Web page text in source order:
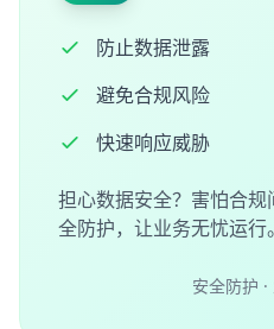
防止数据泄露
避免合规风险
快速响应威胁
担心数据安全？害怕合
全防护，让业务无忧运行。
安全防护